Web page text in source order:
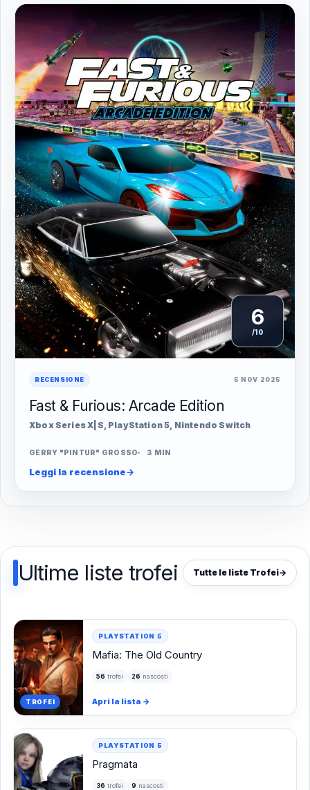
6
/10
RECENSIONE 5 NOV 2025
Fast & Furious: Arcade Edition
Xbox Series X|S, PlayStation 5, Nintendo Switch
GERRY "PINTUR" GROSSO 3 MIN
Leggi la recensione→
Ultime liste trofei Tutte le liste Trofei→
TROFEI
PLAYSTATION 5
Mafia: The Old Country
56 trofei 26 nascosti
Apri la lista →
PLAYSTATION 5
Pragmata
36 trofei 9 nascosti